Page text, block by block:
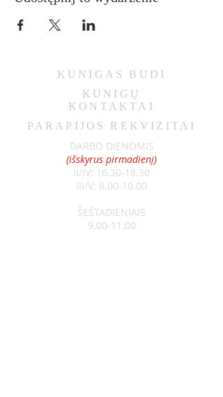
KUNIGAS BUDI
KUNIGŲ
KONTAKTAI
PARAPIJOS REKVIZITAI
DARBO DIENOMIS
(išskyrus pirmadienį)
II/IV: 16.30-18.30
III/V: 8.00-10.00
ŠEŠTADIENIAIS
9.00-11.00